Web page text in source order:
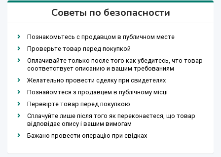
Советы по безопасности
Познакомьтесь с продавцом в публичном месте
Проверьте товар перед покупкой
Оплачивайте только после того как убедитесь, что товар
соответствует описанию и вашим требованиям
Желательно провести сделку при свидетелях
Познайомтеся з продавцем в публічному місці
Перевірте товар перед покупкою
Сплачуйте лише після того як переконаєтеся, що товар
відповідає опису і вашим вимогам
Бажано провести операцію при свідках